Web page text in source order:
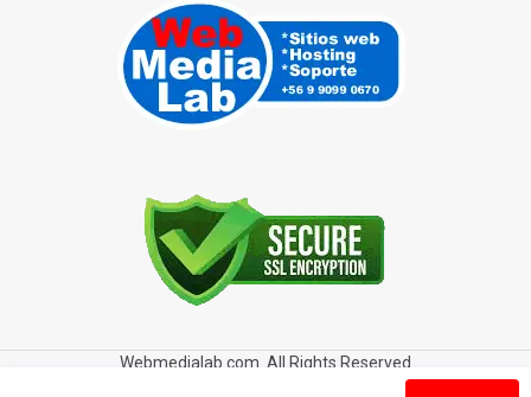
Webmedialab.com. All Rights Reserved
Política de privacidad